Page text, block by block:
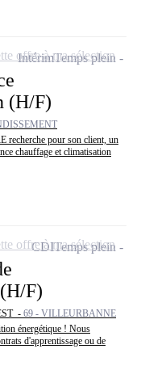
(H/F)
pour son client, un
chauffage et climatisation
IntérimTemps plein
offre à ma sélection
F)
- 69 - VILLEURBANNE
énergétique ! Nous
d'apprentissage ou de
CDITemps plein
offre à ma sélection